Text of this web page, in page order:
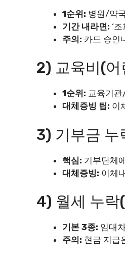
1순위: 병원/약
기간 내라면: ‘
주의: 카드 승인
2) 교육비(
1순위: 교육기
대체증빙 팁: 이
3) 기부금 누
핵심: 기부단체
대체증빙: 이체
4) 월세 누락
기본 3종: 임대
주의: 현금 지급